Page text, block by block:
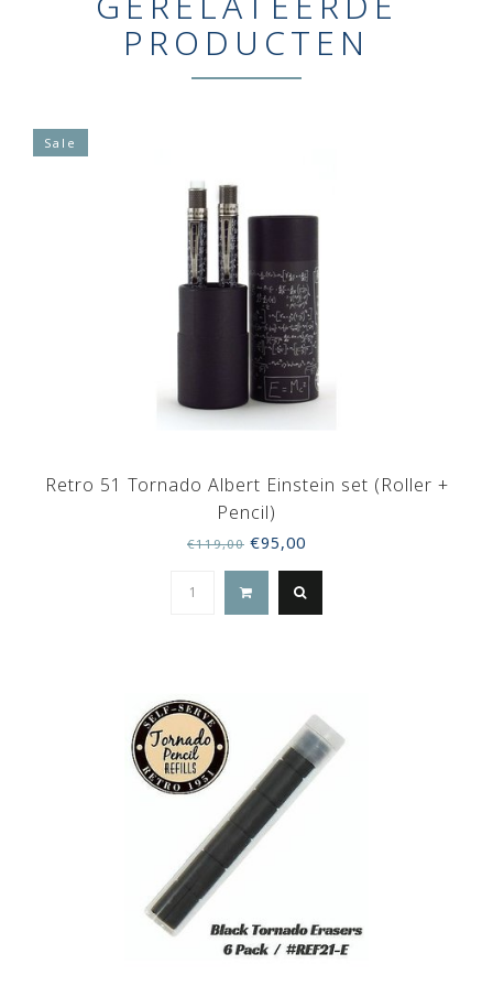
PRODUCTEN
Sale
Retro 51 Tornado Albert Einstein set (Roller +
Pencil)
€119,00 €95,00